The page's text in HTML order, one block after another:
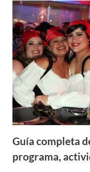
Guía completa
programa,